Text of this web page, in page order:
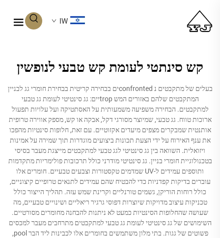
IW
קש סינתטי לעומת קש טבעי לנופשין
בעלים של מתקבטים נ confrontedים בבחירה קריטית בבחירת חומרי גג לבניין
המתקבטים שלהם באזורים המש tropיים: גג סינטיטי לעומת גג טבעי
למתקבטים. הבחירה משפיעה משמעותית על האסתטיקה ועל עלויות תפעול
ארוכות טווח. גג טבעי, שמיוצר מסורגי דקל, אבקה או קש, מספק אווירה טרופית
אותנטית שמבקרים מצפים מיעדים אקזוטיים. עם זאת, חלופות סינטיות מהפכו
את ענף האירוח על ידי הצעת תכונות ביצועים מוגדרות תוך שמירה על אמינות
ויזואלית. השוואה בין גג סינטיטי לגג טבעי למתקבטים מייצגת מעבר בסיסי
בטכנולוגיית חומרי בניין. גג סינטיטי מודרני כולל תרכובות פולימריות מתקדמות
ותוספים עמידים ל-UV שמדמים טקסטורות וצבעים טבעיים. חומרים אלו
עוברים בדיקות קפדניות כדי להבטיח שהם עמידים לתנאים טרופיים קיצוניים,
כולל רוחות הוריקן, גשמים טורנליים וקרינת שמש עזה. תהליך הייצור כולל
טכניקות עיצוב מדויקות שיוצרות דפוסי גרגיר ריאליים ושינויים טבעיים, מה
שעושה שהחלופות הסינטיות כמעט לא ניתנות להבחנה מחומרים מסורטיים.
השימושים של גג סינטיטי לעומת גג טבעי למתקבטים מתרחבים מעבר למכסים
פשוטים של גגות. בתי מלון משתמשים בחומרים אלו לכבינות ליד הבר pool,